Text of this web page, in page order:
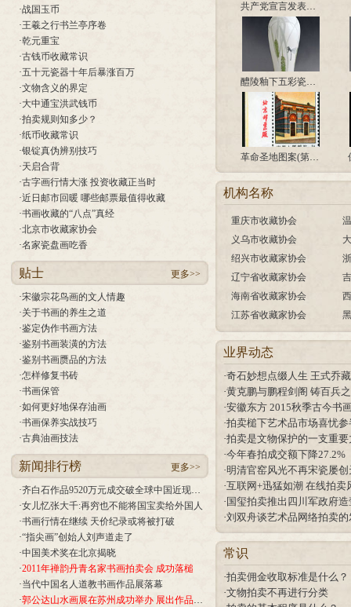
·战国玉币
·王羲之行书兰亭序卷
·乾元重宝
·古钱币收藏常识
·五十元瓷器十年后暴涨百万
·文物含义的界定
·大中通宝洪武钱币
·拍卖规则知多少？
·纸币收藏常识
·银锭真伪辨别技巧
·天启合背
·古字画行情大涨 投资收藏正当时
·近日邮市回暖 哪些邮票最值得收藏
·书画收藏的“八点”真经
·北京市收藏家协会
·名家瓷盘画吃香
贴士 更多>>
·宋徽宗花鸟画的文人情趣
·关于书画的养生之道
·鉴定伪作书画方法
·鉴别书画装潢的方法
·鉴别书画赝品的方法
·怎样修复书砖
·书画保管
·如何更好地保存油画
·书画保养实战技巧
·古典油画技法
新闻排行榜 更多>>
·齐白石作品9520万元成交破全球中国近现代书画纪录
·女儿忆张大千:再穷也不能将国宝卖给外国人
·书画行情在继续 天价纪录或将被打破
·“指尖画”创始人刘声道走了
·中国美术奖在北京揭晓
·2011年禅韵丹青名家书画拍卖会 成功落槌
·当代中国名人道教书画作品展落幕
·郭公达山水画展在苏州成功举办 展出作品120幅
共产党宣言发表一百一十周年
醴陵釉下五彩瓷《乡间小曲》
革命圣地图案(第三版)
机构名称
重庆市收藏协会
义乌市收藏协会
绍兴市收藏家协会
辽宁省收藏家协会
海南省收藏家协会
江苏省收藏家协会
业界动态
·奇石妙想点缀人生 王式乔
·黄克鹏与鹏程剑阁 铸百兵
·安徽东方 2015秋季古今书
·拍卖槌下艺术品市场喜忧参
·拍卖是文物保护的一支重要
·今年春拍成交额下降27.2%
·明清官窑风光不再宋瓷屡
·互联网+迅猛如潮 在线拍卖
· 国玺拍卖推出四川军政府
·刘双舟谈艺术品网络拍卖
常识
·拍卖佣金收取标准是什么？
·文物拍卖不再进行分类